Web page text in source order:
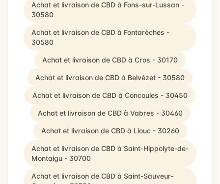
Achat et livraison de CBD à Fons-sur-Lussan -
30580
Achat et livraison de CBD à Fontarèches -
30580
Achat et livraison de CBD à Cros - 30170
Achat et livraison de CBD à Belvézet - 30580
Achat et livraison de CBD à Concoules - 30450
Achat et livraison de CBD à Vabres - 30460
Achat et livraison de CBD à Liouc - 30260
Achat et livraison de CBD à Saint-Hippolyte-de-
Montaigu - 30700
Achat et livraison de CBD à Saint-Sauveur-